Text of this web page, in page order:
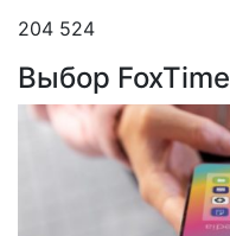
204 524
Выбор FoxTime